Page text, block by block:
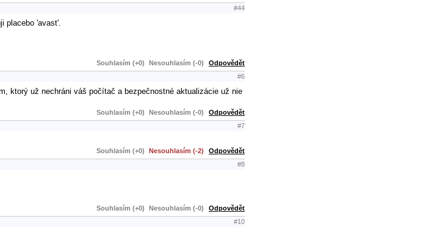
#44
placebo 'avast'.
Souhlasím (+0) Nesouhlasím (-0) Odpovědět
#6
ktorý už nechráni váš počítač a bezpečnostné aktualizácie už nie
Souhlasím (+0) Nesouhlasím (-0) Odpovědět
#7
Souhlasím (+0) Nesouhlasím (-2) Odpovědět
#8
Souhlasím (+0) Nesouhlasím (-0) Odpovědět
#10